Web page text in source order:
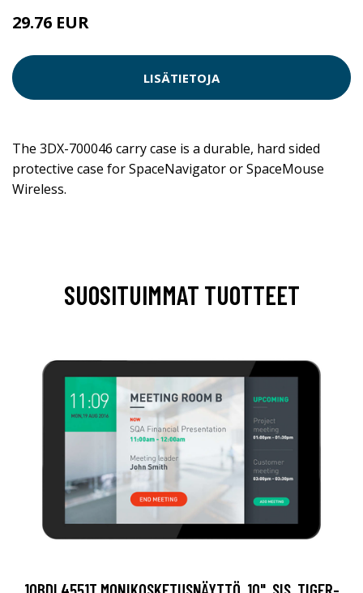
29.76 EUR
LISÄTIETOJA
The 3DX-700046 carry case is a durable, hard sided
protective case for SpaceNavigator or SpaceMouse
Wireless.
SUOSITUIMMAT TUOTTEET